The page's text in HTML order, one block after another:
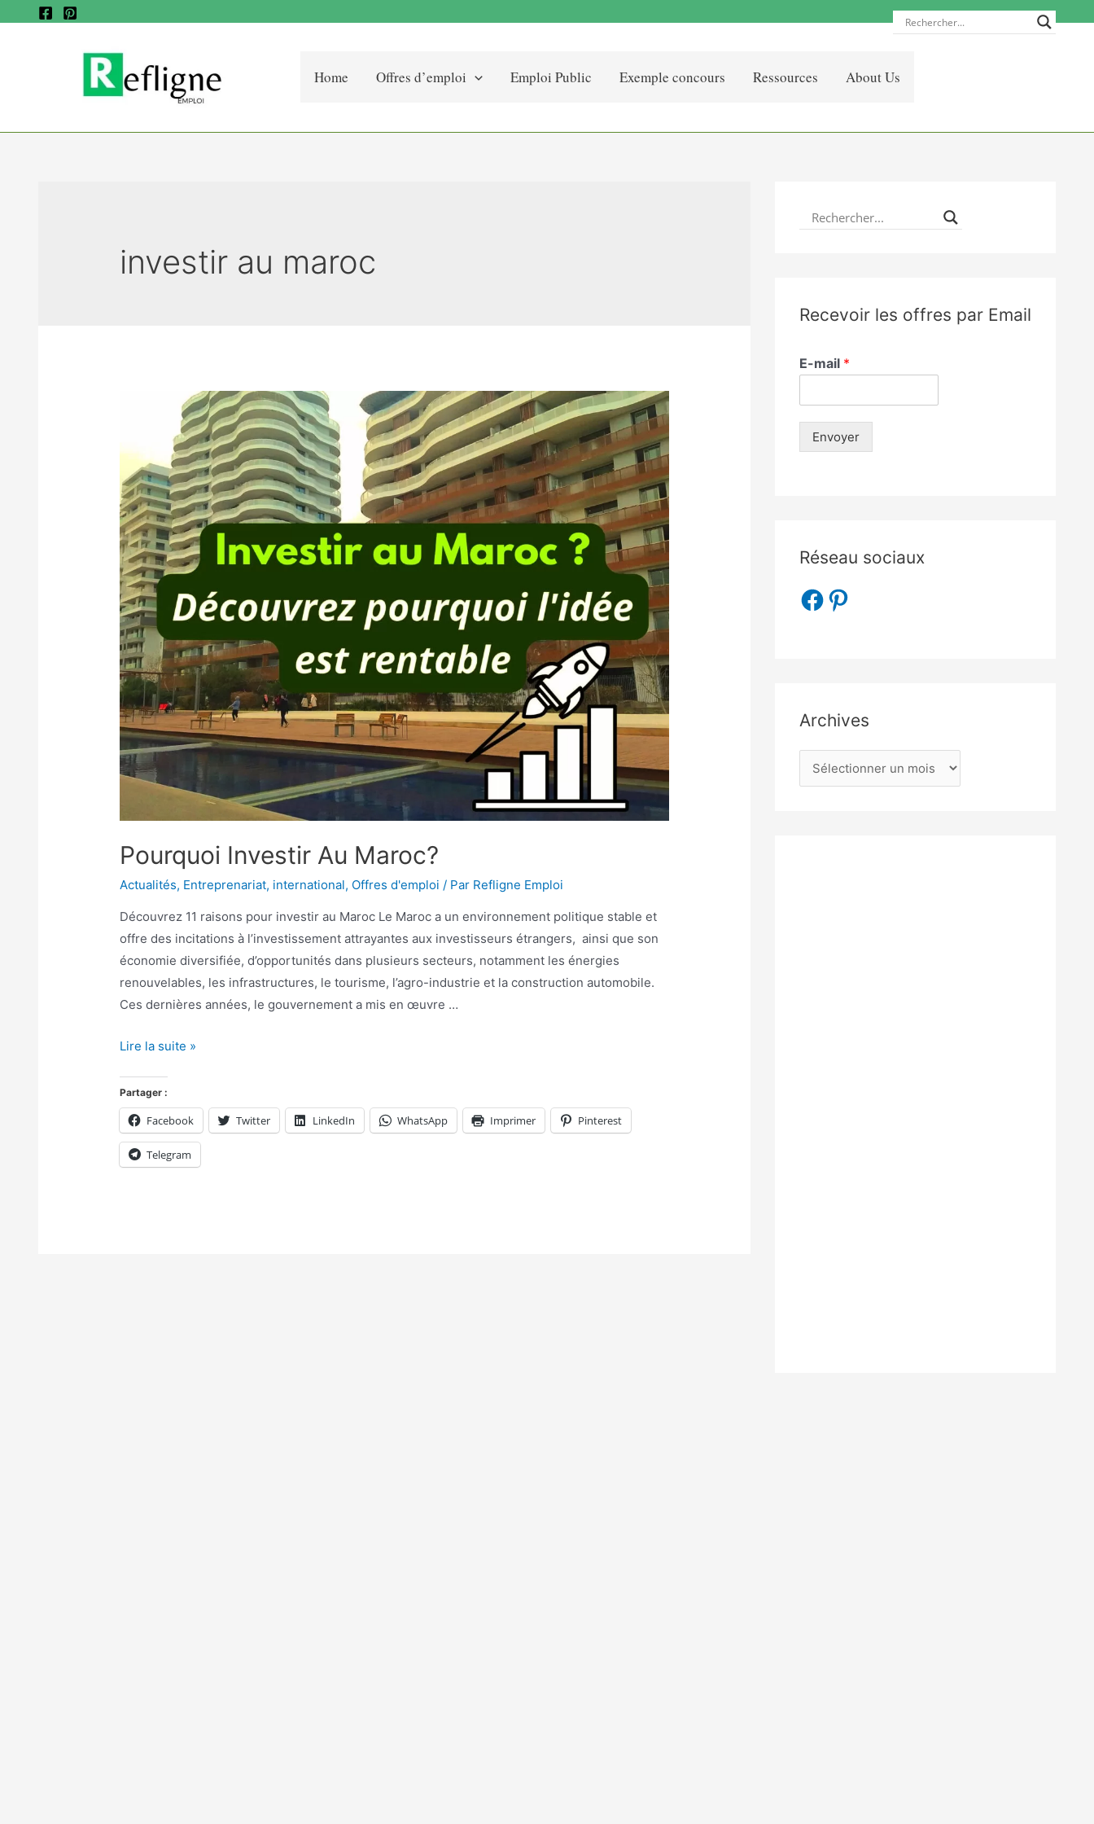
Home Offres d’emploi Emploi Public Exemple concours Ressources About Us
investir au maroc
Pourquoi Investir Au Maroc?
Actualités, Entreprenariat, international, Offres d'emploi / Par Refligne Emploi
Découvrez 11 raisons pour investir au Maroc Le Maroc a un environnement politique stable et
offre des incitations à l’investissement attrayantes aux investisseurs étrangers, ainsi que son
économie diversifiée, d’opportunités dans plusieurs secteurs, notamment les énergies
renouvelables, les infrastructures, le tourisme, l’agro-industrie et la construction automobile.
Ces dernières années, le gouvernement a mis en œuvre …
Lire la suite »
Partager :
Facebook Twitter LinkedIn WhatsApp Imprimer Pinterest
Telegram
Recevoir les offres par Email
E-mail *
Envoyer
Réseau sociaux
Archives